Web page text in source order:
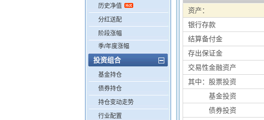
历史净值
分红送配
阶段涨幅
季/年度涨幅
投资组合
基金持仓
债券持仓
持仓变动走势
行业配置
资产：
银行存款
结算备付金
存出保证金
交易性金融资产
其中：股票投资
基金投资
债券投资